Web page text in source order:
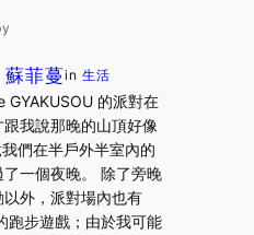
菲蔓in生活
GYAKUSOU 的派對在
我說那晚的山頂好像
們在半戶外半室內的
一個夜晚。 除了旁晚
外，派對場內也有
步遊戲；由於我可能